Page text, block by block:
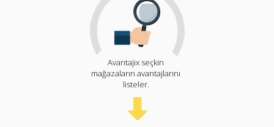
Avantajix seçkin
mağazaların avantajlarını
listeler.